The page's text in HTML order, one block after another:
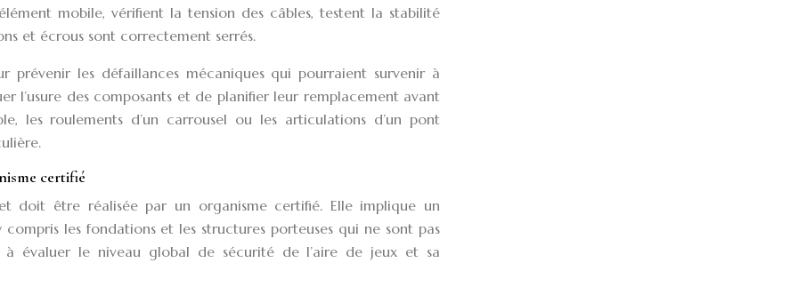
mobile, vérifient la tension des câbles, testent la stabilité
et écrous sont correctement serrés.
prévenir les défaillances mécaniques qui pourraient survenir à
l’usure des composants et de planifier leur remplacement avant
les roulements d’un carrousel ou les articulations d’un pont
certifié
doit être réalisée par un organisme certifié. Elle implique un
les fondations et les structures porteuses qui ne sont pas
à évaluer le niveau global de sécurité de l’aire de jeux et sa